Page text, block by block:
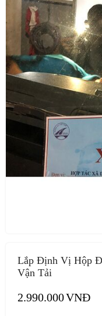
Lắp Định Vị Hộp
Vận Tải
2.990.000VNĐ